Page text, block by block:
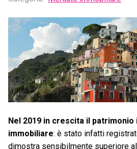
Nel 2019 in crescita il
immobiliare: è stato infatti
dimostra sensibilmente superiore